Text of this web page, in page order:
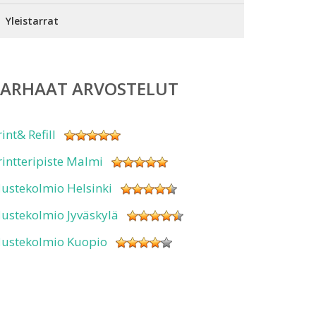
Yleistarrat
ARVOSTELUT
Refill
Malmi
Helsinki
Jyväskylä
Kuopio